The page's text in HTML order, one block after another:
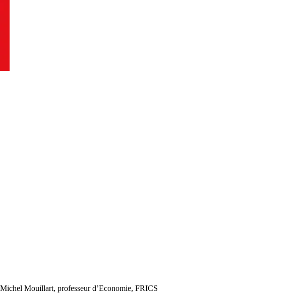
Mouillart, professeur d’Economie, FRICS